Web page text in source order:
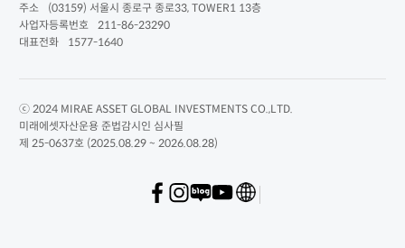
주소
(03159) 서울시 종로구 종로33, TOWER1 13층
사업자등록번호
211-86-23290
대표전화
1577-1640
ⓒ 2024 MIRAE ASSET GLOBAL INVESTMENTS CO.,LTD.
미래에셋자산운용 준법감시인 심사필
제 25-0637호 (2025.08.29 ~ 2026.08.28)